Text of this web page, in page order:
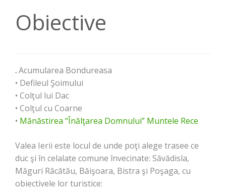
Obiective
.Acumularea Bondureasa
• Defileul Şoimului
• Colţul lui Dac
• Colţul cu Coarne
• Mănăstirea “Înălţarea Domnului” Muntele Rece
Valea Ierii este locul de unde poţi alege trasee ce
duc şi în celalate comune învecinate: Săvădisla,
Măguri Răcătău, Băişoara, Bistra şi Poşaga, cu
obiectivele lor turistice: